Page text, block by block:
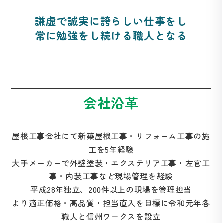
謙虚で誠実に誇らしい仕事をし
常に勉強をし続ける職人となる
会社沿革
屋根工事会社にて新築屋根工事・リフォーム工事の施
工を5年経験
大手メーカーで外壁塗装・エクステリア工事・左官工
事・内装工事など現場管理を経験
平成28年独立、200件以上の現場を管理担当
より適正価格・高品質・担当直入を目標に令和元年各
職人と信州ワークスを設立